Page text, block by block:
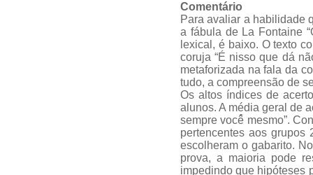
Comentário
Para avaliar a habilidade
a fábula de La Fontaine
lexical, é baixo. O texto
coruja “É nisso que dá
metaforizada na fala da
tudo, a compreensão de
Os altos índices de
alunos. A média geral de
sempre você̂ mesmo”.
pertencentes aos grupos
escolheram o gabarito.
prova, a maioria pode
impedindo que hipóteses